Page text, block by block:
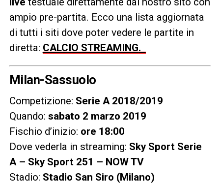
ampio pre-partita. Ecco una lista aggiornata
di tutti i siti dove poter vedere le partite in
diretta: CALCIO STREAMING.
Milan-Sassuolo
Competizione: Serie A 2018/2019
Quando: sabato 2 marzo 2019
Fischio d’inizio: ore 18:00
Dove vederla in streaming: Sky Sport Serie
A – Sky Sport 251 – NOW TV
Stadio: Stadio San Siro (Milano)